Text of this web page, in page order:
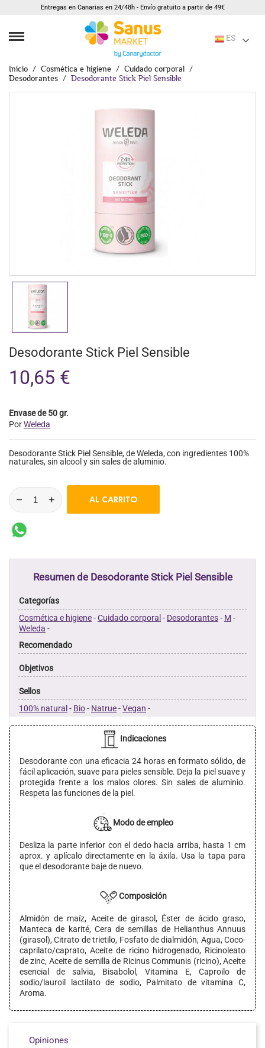
Entregas en Canarias en 24/48h - Envío gratuito a partir de 49€
ES
Inicio Cosmética e higiene
Cuidado corporal
Desodorantes
Desodorante Stick Piel Sensible
Desodorante Stick Piel Sensible
10,65 €
Envase de 50 gr.
PorWeleda
Desodorante Stick Piel Sensible, de Weleda, con ingredientes 100%
naturales, sin alcool y sin sales de aluminio.
AL CARRITO
Resumen de Desodorante Stick Piel Sensible
Categorías
Cosmética e higiene-Cuidado corporal- Desodorantes- M -
Weleda -
Recomendado
Objetivos
Sellos
100% natural- Bio- Natrue-Vegan -
Indicaciones
Desodorante con una eficacia 24 horas en formato sólido, de
fácil aplicación, suave para pieles sensible. Deja la piel suave y
protegida frente a los malos olores. Sin sales de aluminio.
Respeta las funciones de la piel.
Modo de empleo
Desliza la parte inferior con el dedo hacia arriba, hasta 1 cm
aprox. y aplícalo directamente en la áxila. Usa la tapa para
que el desodorante baje de nuevo.
Composición
Almidón de maíz, Aceite de girasol, Éster de ácido graso,
Manteca de karité, Cera de semillas de Helianthus Annuus
(girasol), Citrato de trietilo, Fosfato de dialmidón, Agua, Coco-
caprilato/caprato, Aceite de ricino hidrogenado, Ricinoleato
de zinc, Aceite de semilla de Ricinus Communis (ricino), Aceite
esencial de salvia, Bisabolol, Vitamina E, Caproilo de
sodio/lauroil lactilato de sodio, Palmitato de vitamina C,
Aroma.
Opiniones